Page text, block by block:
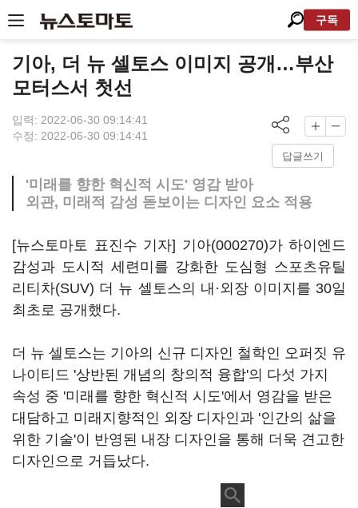
구독
기아, 더 뉴 셀토스 이미지 공개…부산
모터스서 첫선
입력: 2022-06-30 09:14:41
수정: 2022-06-30 09:14:41
답글쓰기
'미래를 향한 혁신적 시도' 영감 받아
외관, 미래적 감성 돋보이는 디자인 요소 적용
[뉴스토마토 표진수 기자] 기아(000270)가 하이엔드
감성과 도시적 세련미를 강화한 도심형 스포츠유틸
리티차(SUV) 더 뉴 셀토스의 내·외장 이미지를 30일
최초로 공개했다.
더 뉴 셀토스는 기아의 신규 디자인 철학인 오퍼짓 유
나이티드 '상반된 개념의 창의적 융합'의 다섯 가지
속성 중 '미래를 향한 혁신적 시도'에서 영감을 받은
대담하고 미래지향적인 외장 디자인과 '인간의 삶을
위한 기술'이 반영된 내장 디자인을 통해 더욱 견고한
디자인으로 거듭났다.